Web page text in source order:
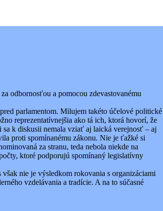
odbornosťou a pomocou zdevastovanému
parlamentom. Milujem takéto účelové politické
reprezentatívnejšia ako tá ich, ktorá hovorí, že
k diskusii nemala vziať aj laická verejnosť – aj
proti spomínanému zákonu. Nie je ťažké si
za stranu, teda nebola niekde na
ktoré podporujú spomínaný legislatívny
nie je výsledkom rokovania s organizáciami
vzdelávania a tradície. A na to súčasné